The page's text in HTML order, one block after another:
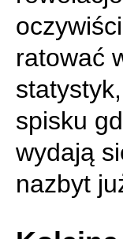
ratować
spisku
wydają
nazbyt